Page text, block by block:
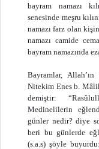
bayram namazı
senesinde meşru
namazı farz olan
namazı camide
bayram namazında
Bayramlar,
Nitekim Enes b.
demiştir:
Medinelilerin
günler nedir? diye
beri bu günlerde
(s.a.s) şöyle